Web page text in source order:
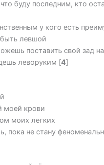
буду последним, кто
у кого есть
быть левшой
поставить свой зад
леворуким [4]
моей крови
моих легких
пока не стану